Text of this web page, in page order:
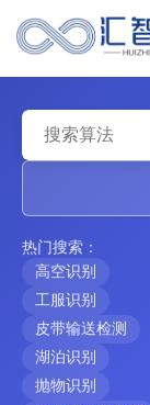
热门搜索：
高空识别
工服识别
皮带输送检测
湖泊识别
抛物识别